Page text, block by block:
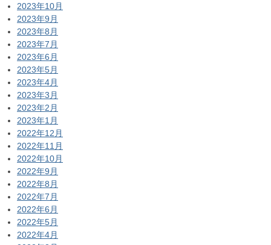
2023年10月
2023年9月
2023年8月
2023年7月
2023年6月
2023年5月
2023年4月
2023年3月
2023年2月
2023年1月
2022年12月
2022年11月
2022年10月
2022年9月
2022年8月
2022年7月
2022年6月
2022年5月
2022年4月